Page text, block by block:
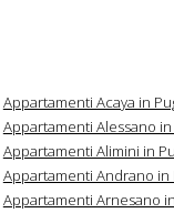
Appartamenti Acaya in
Appartamenti Alessano in
Appartamenti Alimini in
Appartamenti Andrano in
Appartamenti Arnesano